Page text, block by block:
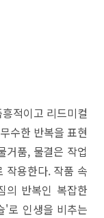
적이고 리드미컬
수한 반복을 표현
거품, 물결은 작업
작용한다. 작품 속
의 반복인 복잡한
'로 인생을 비추는